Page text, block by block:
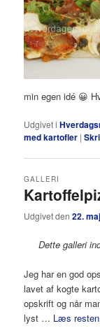
min egen idé 😀
Udgivet i
med kartofler |
GALLERI
Udgivet den22.
Dette galleri
Jeg har en god
lavet af kogte
opskrift og når
lyst … Læs resten